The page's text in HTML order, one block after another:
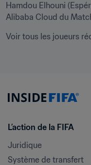
Hamdou Elhouni
Alibaba Cloud du
Voir tous les joueurs
L’action de la FIFA
Juridique
Système de transfert